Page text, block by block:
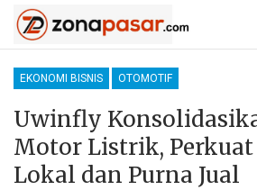
EKONOMI BISNIS OTOMOTIF
Uwinfly
Motor Listrik,
Lokal dan Purna Jual